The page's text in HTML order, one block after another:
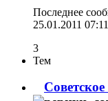
Последнее
25.01.2011 07:11
3
Тем